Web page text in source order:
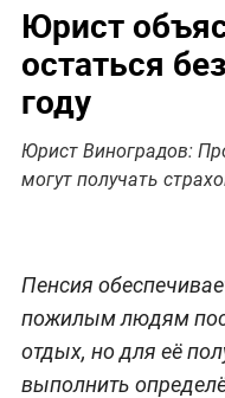
Юрист
остаться
году
Юрист Виноградов:
могут получать
Пенсия
пожилым людям
отдых, но для её
выполнить